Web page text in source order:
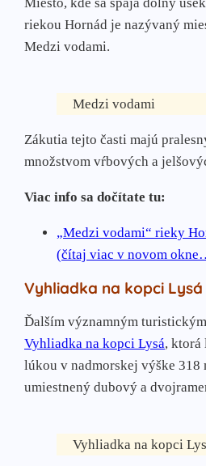
riekou Hornád je nazývaný
Medzi vodami.
Medzi vodami
Zákutia tejto časti majú
množstvom vŕbových a
Viac info sa dočítate tu:
„Medzi vodami“ rieky
(čítaj viac v novom
Vyhliadka na kopci Lysá
Ďalším významným
Vyhliadka na kopci Lysá, ktorá
lúkou v nadmorskej výške 318
umiestnený dubový a
Vyhliadka na kopci